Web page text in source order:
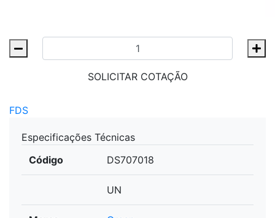
SOLICITAR COTAÇÃO
FDS
Especificações Técnicas
Código
DS707018
UN